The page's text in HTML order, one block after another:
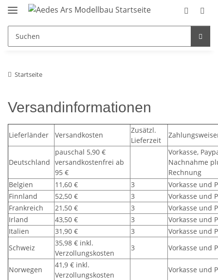
Startseite
Versandinformationen
Lieferländer Versandkosten
Zusätzl.
Lieferzeit
Deutschland
pauschal 5,90 €
versandkostenfrei ab
95 €
Vorkasse,
Nachnahme
Rechnung
Belgien
11,60 € 3
Vorkasse und
Finnland
52,50 € 3
Vorkasse und
Frankreich
21,50 € 3
Vorkasse und
Irland
43,50 € 3
Vorkasse und
Italien
31,90 € 3
Vorkasse und
Schweiz
35,98 € inkl.
Verzollungskosten
3 Vorkasse und
Norwegen
41,9 € inkl.
Verzollungskosten
Vorkasse und